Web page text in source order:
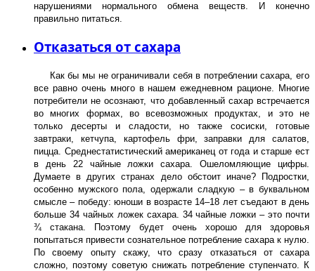
нарушениями нормального обмена веществ. И конечно
правильно питаться.
Отказаться от сахара
Как бы мы не ограничивали себя в потреблении сахара, его
все равно очень много в нашем ежедневном рационе. Многие
потребители не осознают, что добавленный сахар встречается
во многих формах, во всевозможных продуктах, и это не
только десерты и сладости, но также сосиски, готовые
завтраки, кетчупа, картофель фри, заправки для салатов,
пицца. Среднестатистический американец от года и старше ест
в день 22 чайные ложки сахара. Ошеломляющие цифры.
Думаете в других странах дело обстоит иначе? Подростки,
особенно мужского пола, одержали сладкую – в буквальном
смысле – победу: юноши в возрасте 14–18 лет съедают в день
больше 34 чайных ложек сахара. 34 чайные ложки – это почти
¾ стакана. Поэтому будет очень хорошо для здоровья
попытаться привести сознательное потребление сахара к нулю.
По своему опыту скажу, что сразу отказаться от сахара
сложно, поэтому советую снижать потребление ступенчато. К